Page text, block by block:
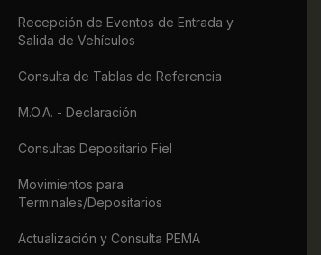
Recepción de Eventos de Entrada y
Salida de Vehículos
Consulta de Tablas de Referencia
M.O.A. - Declaración
Consultas Depositario Fiel
Movimientos para
Terminales/Depositarios
Actualización y Consulta PEMA